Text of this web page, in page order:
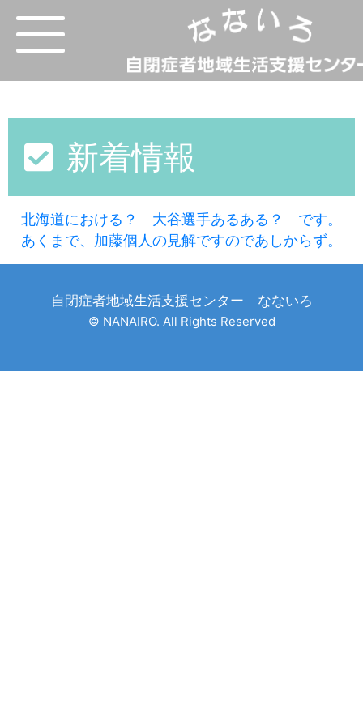
新着情報
北海道における？ 大谷選手あるある？ です。
あくまで、加藤個人の見解ですのであしからず。
自閉症者地域生活支援センター なないろ
© NANAIRO. All Rights Reserved